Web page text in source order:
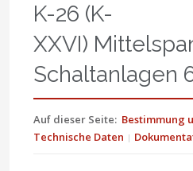
K-26 (K-
XXVI)
Schaltanlagen
Auf dieser Seite: Bestimmung
Technische Daten